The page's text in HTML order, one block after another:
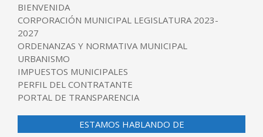
BIENVENIDA
CORPORACIÓN MUNICIPAL LEGISLATURA 2023-
2027
ORDENANZAS Y NORMATIVA MUNICIPAL
URBANISMO
IMPUESTOS MUNICIPALES
PERFIL DEL CONTRATANTE
PORTAL DE TRANSPARENCIA
ESTAMOS HABLANDO DE